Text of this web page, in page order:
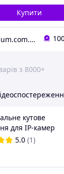
Купити
optium.com.ua
з 8000+
кутове
для IP-камер
/ Eufy / Розумний
кронштейн
5.0 (1)